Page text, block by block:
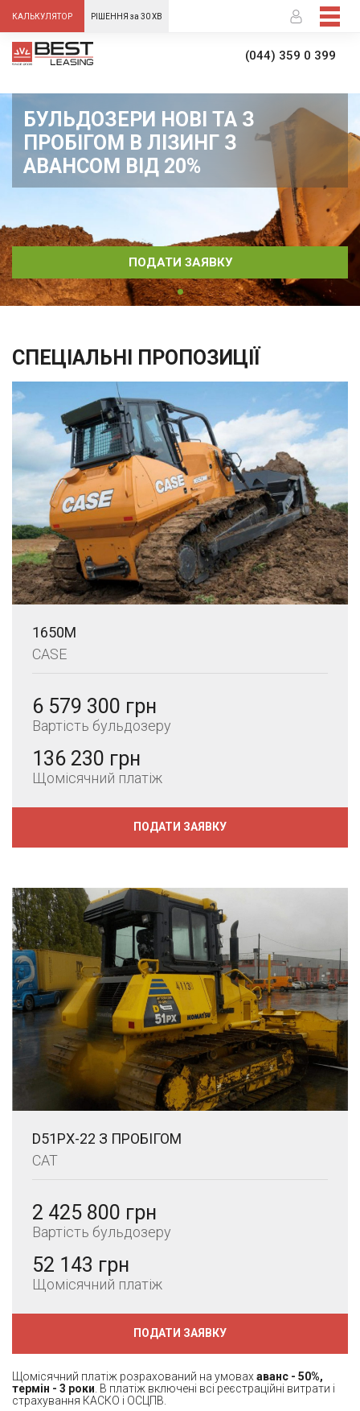
КАЛЬКУЛЯТОР РІШЕННЯ за 30 ХВ
(044) 359 0 399
БУЛЬДОЗЕРИ НОВІ ТА З
ПРОБІГОМ В ЛІЗИНГ З
АВАНСОМ ВІД 20%
ПОДАТИ ЗАЯВКУ
СПЕЦІАЛЬНІ ПРОПОЗИЦІЇ
1650M
CASE
6 579 300 грн
Вартість бульдозеру
136 230 грн
Щомісячний платіж
ПОДАТИ ЗАЯВКУ
D51PX-22 З ПРОБІГОМ
CAT
2 425 800 грн
Вартість бульдозеру
52 143 грн
Щомісячний платіж
ПОДАТИ ЗАЯВКУ
Щомісячний платіж розрахований на умовах аванс - 50%,
термін - 3 роки . В платіж включені всі реєстраційні витрати і
страхування КАСКО і ОСЦПВ.